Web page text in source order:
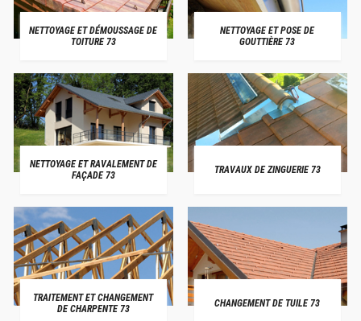
NETTOYAGE ET DÉMOUSSAGE DE
TOITURE 73
NETTOYAGE ET POSE DE
GOUTTIÈRE 73
NETTOYAGE ET RAVALEMENT DE
FAÇADE 73
TRAVAUX DE ZINGUERIE 73
TRAITEMENT ET CHANGEMENT
DE CHARPENTE 73
CHANGEMENT DE TUILE 73